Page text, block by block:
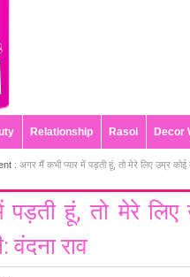
Relationship Rasoi Decor
: अगर मैं कभी प्यार में पड़ती हूं, तो मेरे लिए उम्र कोई
पड़ती हूं, तो मेरे लिए
वंदना राव